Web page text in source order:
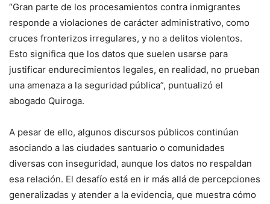
“Gran parte de los procesamientos contra inmigrantes
responde a violaciones de carácter administrativo, como
cruces fronterizos irregulares, y no a delitos violentos.
Esto significa que los datos que suelen usarse para
justificar endurecimientos legales, en realidad, no prueban
una amenaza a la seguridad pública”, puntualizó el
abogado Quiroga.
A pesar de ello, algunos discursos públicos continúan
asociando a las ciudades santuario o comunidades
diversas con inseguridad, aunque los datos no respaldan
esa relación. El desafío está en ir más allá de percepciones
generalizadas y atender a la evidencia, que muestra cómo